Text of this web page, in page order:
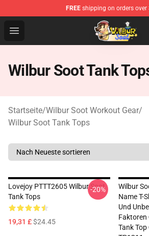
FREE shipping on orders over
Open menu
Wilbur Soot Shop - Official Wilbur
Wilbur Soot Tank
Startseite/Wilbur Soot Workout Gear/
Wilbur Soot Tank Tops
Lovejoy PTTT2605 Wilbur Soot
Tank Tops
19,31 £$24.45
-20%
Wilbur
Name T-
Und
Faktoren
Tank